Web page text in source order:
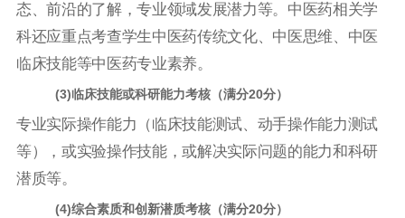
态、前沿的了解，专业领域发展潜力等。中医药相关学
科还应重点考查学生中医药传统文化、中医思维、中医
临床技能等中医药专业素养。
(3)临床技能或科研能力考核（满分20分）
专业实际操作能力（临床技能测试、动手操作能力测试
等），或实验操作技能，或解决实际问题的能力和科研
潜质等。
(4)综合素质和创新潜质考核（满分20分）